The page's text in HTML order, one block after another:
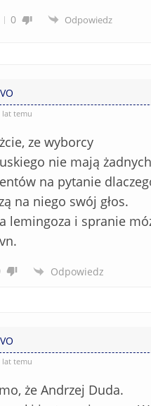
0 Odpowiedz
lat temu
ze wyborcy
nie mają żadnych
na pytanie
na niego swój głos.
lemingoza i spranie
Odpowiedz
lat temu
że Andrzej Duda.